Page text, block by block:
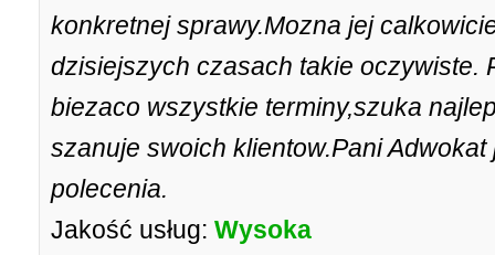
konkretnej sprawy.Mozna jej
dzisiejszych czasach takie oczywiste.
biezaco wszystkie terminy,szuka
szanuje swoich klientow.Pani
polecenia.
Jakość usług: Wysoka